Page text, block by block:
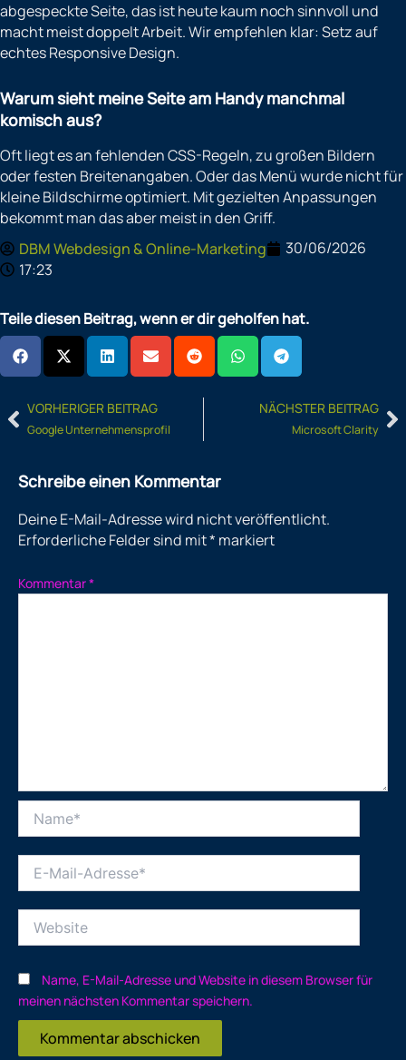
abgespeckte Seite, das ist heute kaum noch sinnvoll und
macht meist doppelt Arbeit. Wir empfehlen klar: Setz auf
echtes Responsive Design.
Warum sieht meine Seite am Handy manchmal
komisch aus?
Oft liegt es an fehlenden CSS-Regeln, zu großen Bildern
oder festen Breitenangaben. Oder das Menü wurde nicht für
kleine Bildschirme optimiert. Mit gezielten Anpassungen
bekommt man das aber meist in den Griff.
DBM Webdesign & Online-Marketing
30/06/2026
17:23
Teile diesen Beitrag, wenn er dir geholfen hat.
PrevVORHERIGER BEITRAG
Google Unternehmensprofil
NÄCHSTER BEITRAG
Microsoft Clarity
Schreibe einen Kommentar
Deine E-Mail-Adresse wird nicht veröffentlicht.
Erforderliche Felder sind mit* markiert
Kommentar*
Mail-
Name, E-Mail-Adresse und Website in diesem Browser für
meinen nächsten Kommentar speichern.